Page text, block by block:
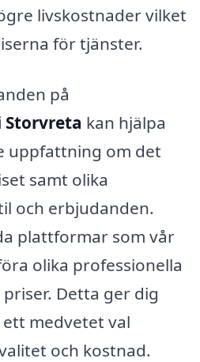
livskostnader vilket
för tjänster.
på
Storvreta kan hjälpa
uppfattning om det
samt olika
och erbjudanden.
plattformar som vår
olika professionella
Detta ger dig
medvetet val
och kostnad.